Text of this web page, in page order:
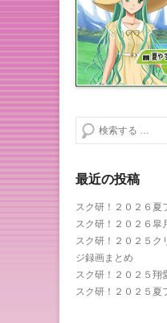
検索する
最近の投稿
スク研！２０２６夏
スク研！２０２６皐
スク研！２０２５ク
ジ録画まとめ
スク研！２０２５翔
スク研！２０２５夏